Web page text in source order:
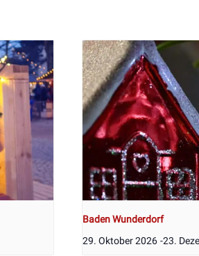
Baden Wunderdorf
29. Oktober 2026 -23.